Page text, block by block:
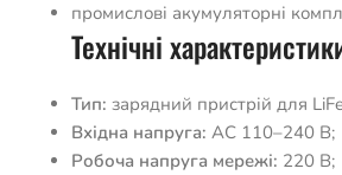
промислові акумуляторні
Технічні
Тип: зарядний пристрій для
Вхідна напруга: AC 110–240 В;
Робоча напруга мережі: 220 В;